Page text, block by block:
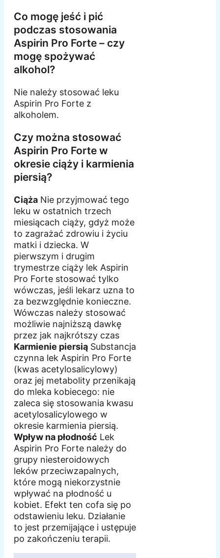
Co mogę jeść i pić
podczas stosowania
Aspirin Pro Forte – czy
mogę spożywać
alkohol?
Nie należy stosować leku
Aspirin Pro Forte z
alkoholem.
Czy można stosować
Aspirin Pro Forte w
okresie ciąży i karmienia
piersią?
Ciąża Nie przyjmować tego
leku w ostatnich trzech
miesiącach ciąży, gdyż może
to zagrażać zdrowiu i życiu
matki i dziecka. W
pierwszym i drugim
trymestrze ciąży lek Aspirin
Pro Forte stosować tylko
wówczas, jeśli lekarz uzna to
za bezwzględnie konieczne.
Wówczas należy stosować
możliwie najniższą dawkę
przez jak najkrótszy czas
Karmienie piersią Substancja
czynna lek Aspirin Pro Forte
(kwas acetylosalicylowy)
oraz jej metabolity przenikają
do mleka kobiecego: nie
zaleca się stosowania kwasu
acetylosalicylowego w
okresie karmienia piersią.
Wpływ na płodność Lek
Aspirin Pro Forte należy do
grupy niesteroidowych
leków przeciwzapalnych,
które mogą niekorzystnie
wpływać na płodność u
kobiet. Efekt ten cofa się po
odstawieniu leku. Działanie
to jest przemijające i ustępuje
po zakończeniu terapii.